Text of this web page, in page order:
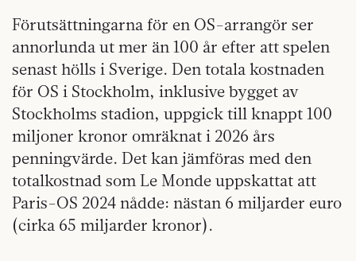
Förutsättningarna för en OS-arrangör ser
annorlunda ut mer än 100 år efter att spelen
senast hölls i Sverige. Den totala kostnaden
för OS i Stockholm, inklusive bygget av
Stockholms stadion, uppgick till knappt 100
miljoner kronor omräknat i 2026 års
penningvärde. Det kan jämföras med den
totalkostnad som Le Monde uppskattat att
Paris-OS 2024 nådde: nästan 6 miljarder euro
(cirka 65 miljarder kronor).